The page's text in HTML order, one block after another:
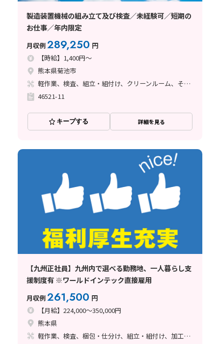
製造装置機械の組み立て及び検査／未経験可／短期の
お仕事／年内限定
月収例289,250 円
【時給】1,400円～
熊本県菊池市
軽作業、検査、組立・組付け、クリーンルーム、その他
46521-11
キープする 詳細を見る
【九州正社員】九州内で選べる勤務地、一人暮らし支
援制度有 ※ワールドインテック直接雇用
月収例261,500 円
【月給】224,000～350,000円
熊本県
軽作業、検査、梱包・仕分け、組立・組付け、加工、マシンオペレーター、クリーンルーム、清掃・洗浄、品質管理、メンテナンス・保全、フォークリフト、座り作業、玉掛け・クレーン、ライン作業、ハンダ付け、鋳造・鍛造、立ち作業、溶接、塗装、バリ取り